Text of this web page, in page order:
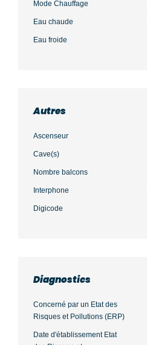
Mode Chauffage
Eau chaude
Eau froide
Autres
Ascenseur
Cave(s)
Nombre balcons
Interphone
Digicode
Diagnostics
Concerné par un Etat des
Risques et Pollutions (ERP)
Date d'établissement Etat